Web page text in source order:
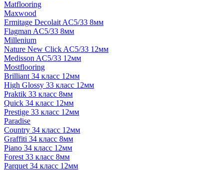
Matflooring
Maxwood
Ermitage Decolait AC5/33 8мм
Flagman AC5/33 8мм
Millenium
Nature New Click AC5/33 12мм
Medisson AC5/33 12мм
Mostflooring
Brilliant 34 класс 12мм
High Glossy 33 класс 12мм
Praktik 33 класс 8мм
Quick 34 класс 12мм
Prestige 33 класс 12мм
Paradise
Country 34 класс 12мм
Graffiti 34 класс 8мм
Piano 34 класс 12мм
Forest 33 класс 8мм
Parquet 34 класс 12мм